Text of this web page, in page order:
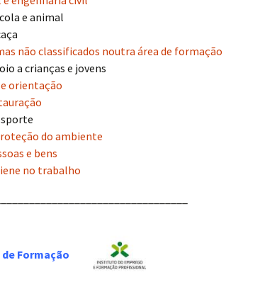
e animal
não classificados noutra área de formação
a crianças e jovens
orientação
do ambiente
e bens
no trabalho
Formação